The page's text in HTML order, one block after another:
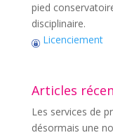
pied
disciplinaire.
Licenciement
Articles
Les services de
désormais une